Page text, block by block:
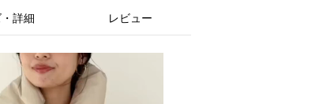
詳細 レビュー